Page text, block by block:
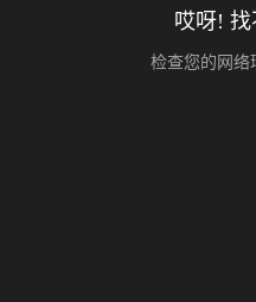
哎呀! 找
检查您的网络